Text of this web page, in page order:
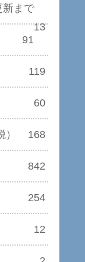
新まで
13
91
119
60
168
842
254
12